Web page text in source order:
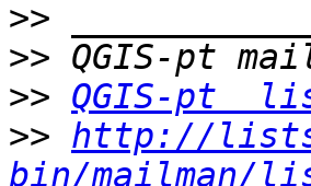
>>
>>
>> QGIS-pt
>> http://
bin/mailman/